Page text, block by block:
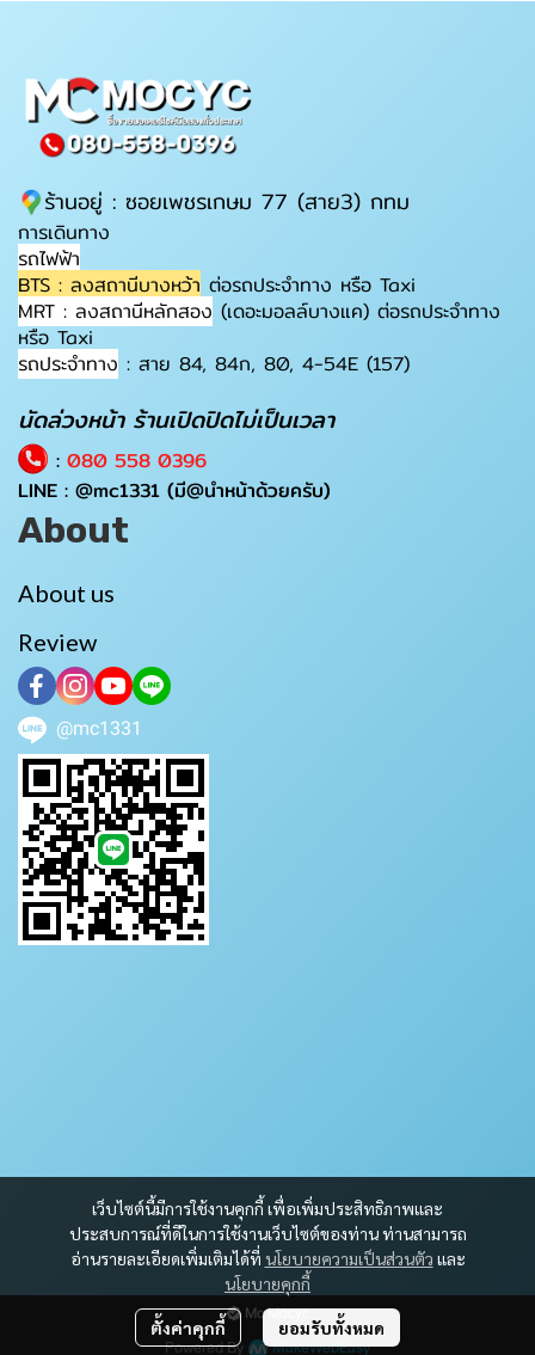
เว็บไซต์นี้มีการใช้งานคุกกี้ เพื่อเพิ่มประสิทธิภาพและ
ประสบการณ์ที่ดีในการใช้งานเว็บไซต์ของท่าน ท่านสามารถ
อ่านรายละเอียดเพิ่มเติมได้ที่ นโยบายความเป็นส่วนตัว และ
นโยบายคุกกี้
ตั้งค่าคุกกี้ ยอมรับทั้งหมด
ร้านอยู่ : ซอยเพชรเกษม 77 (สาย3) กทม
การเดินทาง
รถไฟฟ้า
BTS : ลงสถานีบางหว้า ต่อรถประจำทาง หรือ Taxi
MRT : ลงสถานีหลักสอง (เดอะมอลล์บางแค) ต่อรถประจำทาง
หรือ Taxi
รถประจำทาง : สาย 84, 84ก, 80, 4-54E (157)
นัดล่วงหน้า ร้านเปิดปิดไม่เป็นเวลา
: 080 558 0396
LINE : @mc1331 (มี@นำหน้าด้วยครับ)
About
About us
Review
@mc1331
Mc Mocyc
Powered By MakeWebEasy